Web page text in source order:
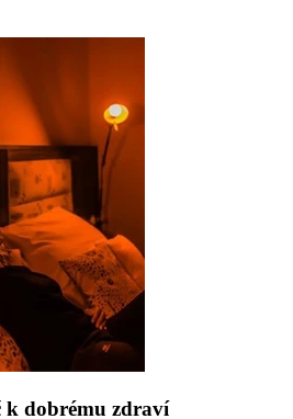
dobrému zdraví